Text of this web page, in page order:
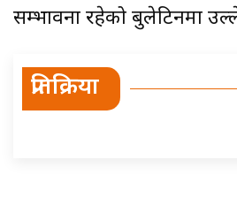
सम्भावना रहेको बुलेटिनमा
प्रतिक्रिया